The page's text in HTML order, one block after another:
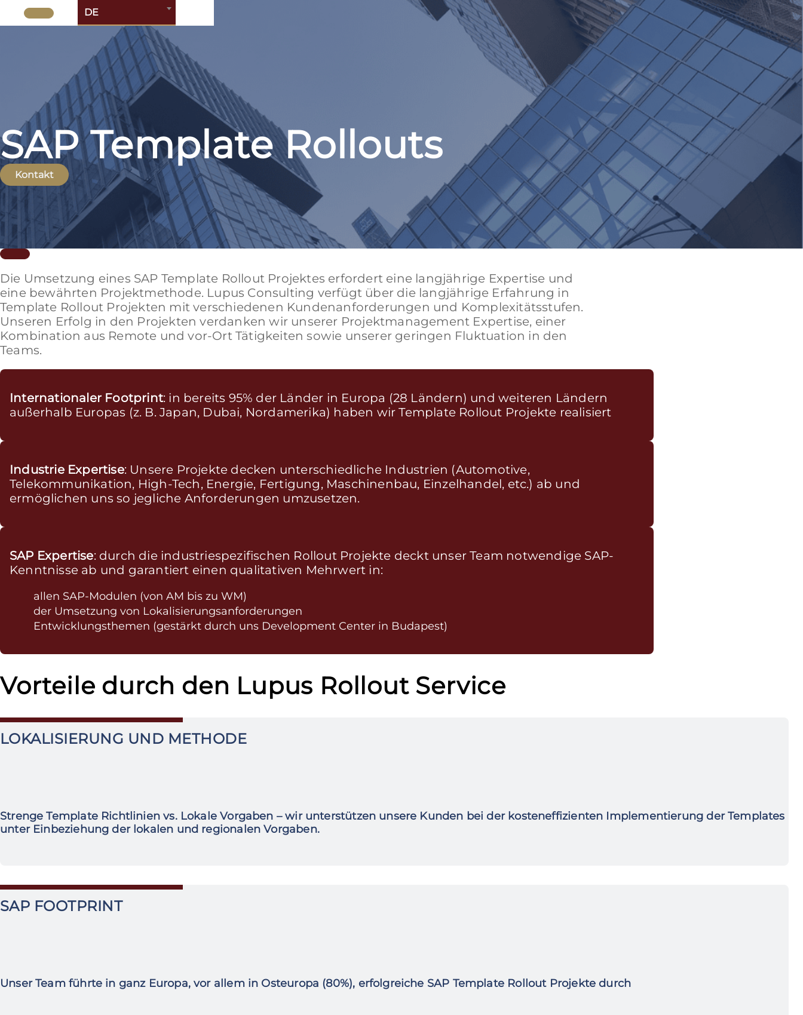
DE
SAP Template Rollouts
Kontakt
Die Umsetzung eines SAP Template Rollout Projektes erfordert eine langjährige Expertise und
eine bewährten Projektmethode. Lupus Consulting verfügt über die langjährige Erfahrung in
Template Rollout Projekten mit verschiedenen Kundenanforderungen und Komplexitätsstufen.
Unseren Erfolg in den Projekten verdanken wir unserer Projektmanagement Expertise, einer
Kombination aus Remote und vor-Ort Tätigkeiten sowie unserer geringen Fluktuation in den
Teams.
Internationaler Footprint: in bereits 95% der Länder in Europa (28 Ländern) und weiteren Ländern
außerhalb Europas (z. B. Japan, Dubai, Nordamerika) haben wir Template Rollout Projekte realisiert
Industrie Expertise: Unsere Projekte decken unterschiedliche Industrien (Automotive,
Telekommunikation, High-Tech, Energie, Fertigung, Maschinenbau, Einzelhandel, etc.) ab und
ermöglichen uns so jegliche Anforderungen umzusetzen.
SAP Expertise: durch die industriespezifischen Rollout Projekte deckt unser Team notwendige SAP-
Kenntnisse ab und garantiert einen qualitativen Mehrwert in:
allen SAP-Modulen (von AM bis zu WM)
der Umsetzung von Lokalisierungsanforderungen
Entwicklungsthemen (gestärkt durch uns Development Center in Budapest)
Vorteile durch den Lupus Rollout Service
LOKALISIERUNG UND METHODE
Strenge Template Richtlinien vs. Lokale Vorgaben – wir unterstützen unsere Kunden bei der kosteneffizienten Implementierung der Templates
unter Einbeziehung der lokalen und regionalen Vorgaben.
SAP FOOTPRINT
Unser Team führte in ganz Europa, vor allem in Osteuropa (80%), erfolgreiche SAP Template Rollout Projekte durch